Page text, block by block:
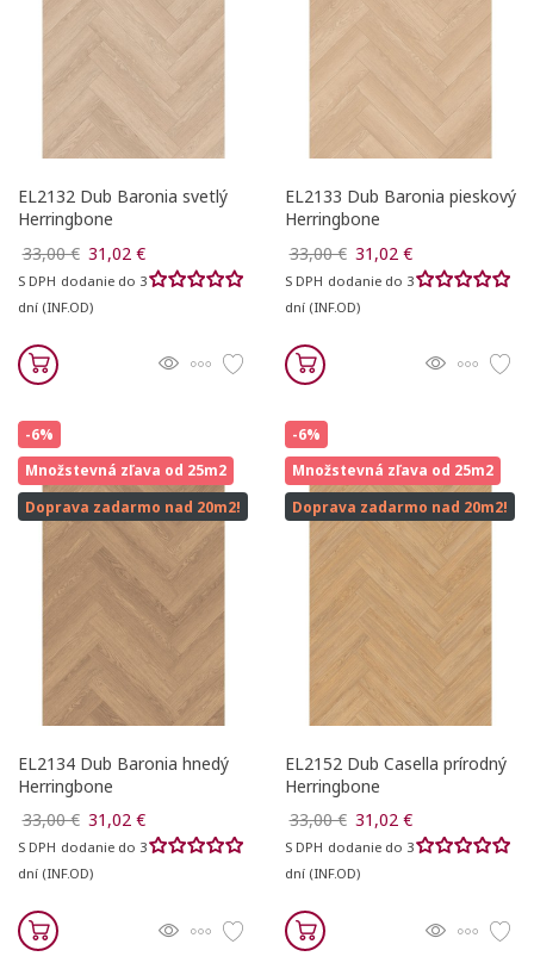
EL2132 Dub Baronia svetlý
Herringbone
33,00 € 31,02 €
S DPH dodanie do 3
dní (INF.OD)
EL2133 Dub Baronia pieskový
Herringbone
33,00 € 31,02 €
S DPH dodanie do 3
dní (INF.OD)
-6%
Množstevná zľava od 25m2
Doprava zadarmo nad 20m2!
EL2134 Dub Baronia hnedý
Herringbone
33,00 € 31,02 €
S DPH dodanie do 3
dní (INF.OD)
-6%
Množstevná zľava od 25m2
Doprava zadarmo nad 20m2!
EL2152 Dub Casella prírodný
Herringbone
33,00 € 31,02 €
S DPH dodanie do 3
dní (INF.OD)